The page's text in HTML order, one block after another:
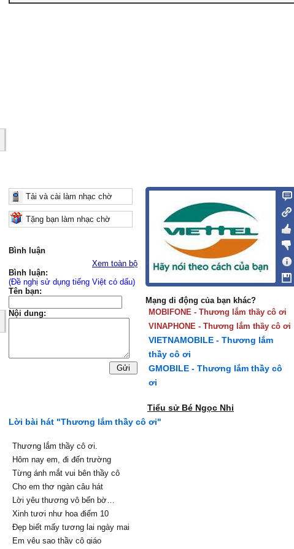
Tải và cài làm nhạc chờ
Tặng bạn làm nhạc chờ
Bình luận
Xem toàn bộ
Bình luận:
(Đề nghị sử dụng tiếng Việt có dấu)
Tên bạn:
Nội dung:
Mạng di động của bạn khác?
MOBIFONE - Thương lắm thầy cô ơi
VINAPHONE - Thương lắm thầy cô ơi
VIETNAMOBILE - Thương lắm
thầy cô ơi
GMOBILE - Thương lắm thầy cô
ơi
Tiểu sử Bé Ngọc Nhi
Lời bài hát "Thương lắm thầy cô ơi"
Thương lắm thầy cô ơi.
Hôm nay em, đi đến trường
Từng ánh mắt vui bên thầy cô
Cho em thơ ngàn câu hát
Lời yêu thương vô bến bờ…
Xinh tươi như hoa điểm 10
Đẹp biết mấy tương lai ngày mai
Em yêu sao thầy cô giáo